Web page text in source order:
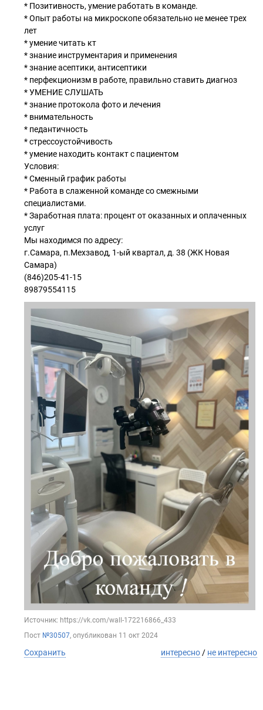
* Позитивность, умение работать в команде.
* Опыт работы на микроскопе обязательно не менее трех
лет
* умение читать кт
* знание инструментария и применения
* знание асептики, антисептики
* перфекционизм в работе, правильно ставить диагноз
* УМЕНИЕ СЛУШАТЬ
* знание протокола фото и лечения
* внимательность
* педантичность
* стрессоустойчивость
* умение находить контакт с пациентом
Условия:
* Сменный график работы
* Работа в слаженной команде со смежными
специалистами.
* Заработная плата: процент от оказанных и оплаченных
услуг
Мы находимся по адресу:
г.Самара, п.Мехзавод, 1-ый квартал, д. 38 (ЖК Новая
Самара)
(846)205-41-15
89879554115
Источник: https://vk.com/wall-172216866_433
Пост №30507, опубликован 11 окт 2024
Сохранить интересно/ не интересно